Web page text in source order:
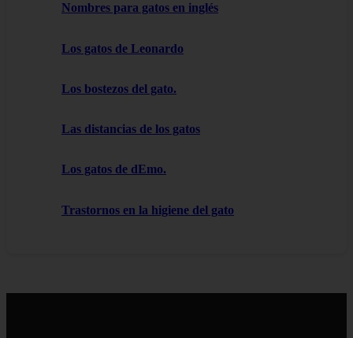
Nombres para gatos en inglés
Los gatos de Leonardo
Los bostezos del gato.
Las distancias de los gatos
Los gatos de dEmo.
Trastornos en la higiene del gato